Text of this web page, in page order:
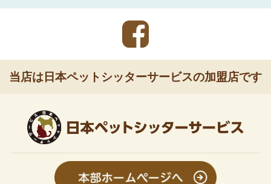
当店は日本ペットシッターサービスの加盟店です